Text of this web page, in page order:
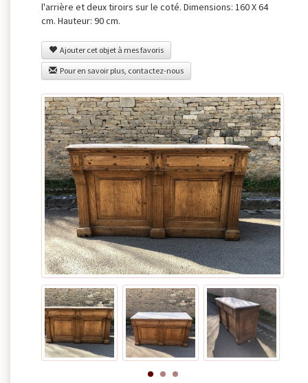
l'arrière et deux tiroirs sur le coté. Dimensions: 160 X 64
cm. Hauteur: 90 cm.
Ajouter cet objet à mes favoris
Pour en savoir plus, contactez-nous